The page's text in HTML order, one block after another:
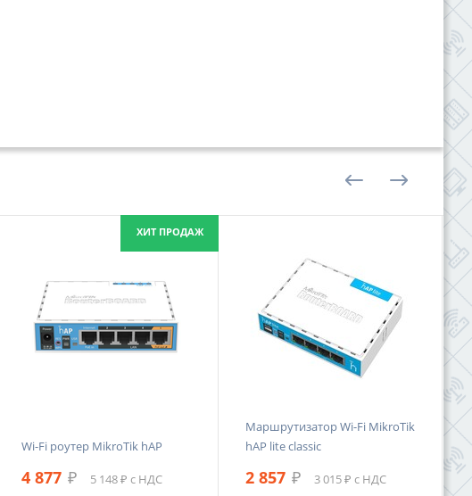
ХИТ ПРОДАЖ
Wi-Fi роутер MikroTik hAP
4 877 ₽ 5 148 ₽ с НДС
Маршрутизатор Wi-Fi MikroTik
hAP lite classic
2 857 ₽ 3 015 ₽ с НДС